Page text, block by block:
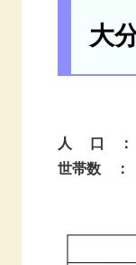
大
人 口 ：
世帯数 ：